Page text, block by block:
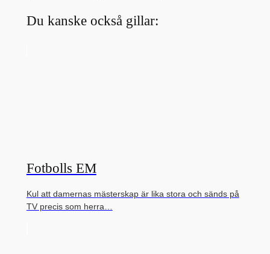
Du kanske också gillar:
Fotbolls EM
Kul att damernas mästerskap är lika stora och sänds på
TV precis som herra…